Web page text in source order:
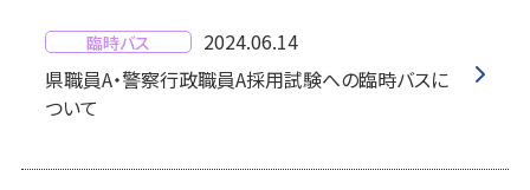
臨時バス
2024.06.14
県職員A・警察行政職員A採用試験への臨時バスに
ついて